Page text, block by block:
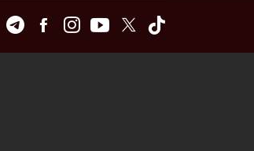
TelegramFacebookInstagramYoutubeTwitter